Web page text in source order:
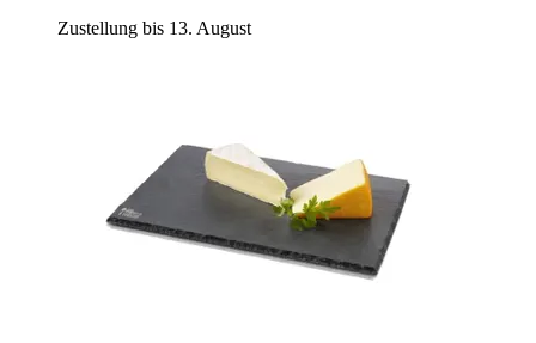
Zustellung bis 13. August